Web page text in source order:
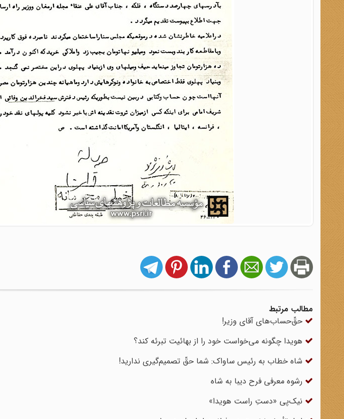
مطالب مرتبط
حقّ‌حساب‌های آقای وزیر!
هویدا چگونه می‌خواست خود را از بهائیت تبرئه کند‌‌؟
شاه خطاب به رئیس ساواک: شما حقّ تصمیم‌گیری‌ ندارید!
رشوه معرفی فرح دیبا به شاه
نیک‌پی «دستِ راست هویدا»